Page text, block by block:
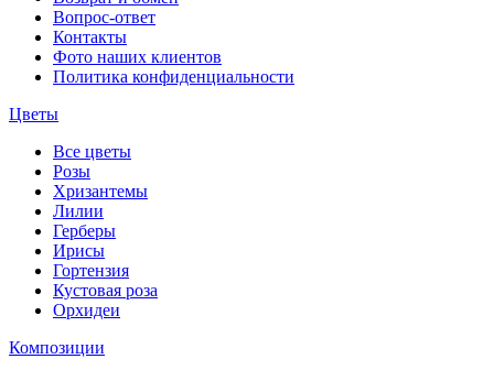
Вопрос-ответ
Контакты
Фото наших клиентов
Политика конфиденциальности
Цветы
Все цветы
Розы
Хризантемы
Лилии
Герберы
Ирисы
Гортензия
Кустовая роза
Орхидеи
Композиции